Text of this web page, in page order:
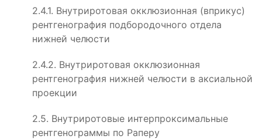
2.4.1. Внутриротовая окклюзионная (вприкус)
рентгенография подбородочного отдела
нижней челюсти
2.4.2. Внутриротовая окклюзионная
рентгенография нижней челюсти в аксиальной
проекции
2.5. Внутриротовые интерпроксимальные
рентгенограммы по Раперу